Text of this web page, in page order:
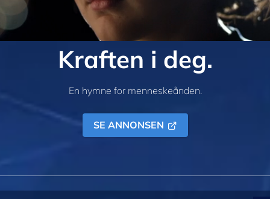
Kraften i deg.
En hymne for menneskeånden.
SE ANNONSEN